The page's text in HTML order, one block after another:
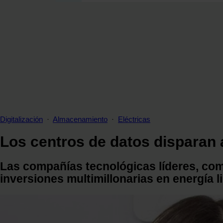
VIDEOPODCAST
MOVILIDAD
ALMACENAMIENTO
STARTUPS & INNOVACIÓN
Digitalización · Almacenamiento · Eléctricas
Los centros de datos disparan
Las compañías tecnológicas líderes,
inversiones multimillonarias en energía